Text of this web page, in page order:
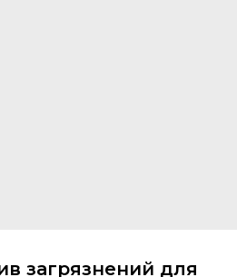
загрязнений для